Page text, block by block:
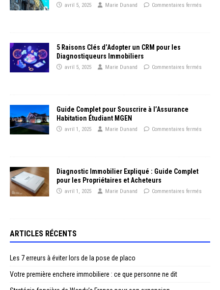
avril 5, 2025 Marie Dunand Commentaires fermés
5 Raisons Clés d’Adopter un CRM pour les
Diagnostiqueurs Immobiliers
avril 5, 2025 Marie Dunand Commentaires fermés
Guide Complet pour Souscrire à l’Assurance
Habitation Étudiant MGEN
avril 1, 2025 Marie Dunand Commentaires fermés
Diagnostic Immobilier Expliqué : Guide Complet
pour les Propriétaires et Acheteurs
avril 1, 2025 Marie Dunand Commentaires fermés
ARTICLES RÉCENTS
Les 7 erreurs à éviter lors de la pose de placo
Votre première enchere immobiliere : ce que personne ne dit